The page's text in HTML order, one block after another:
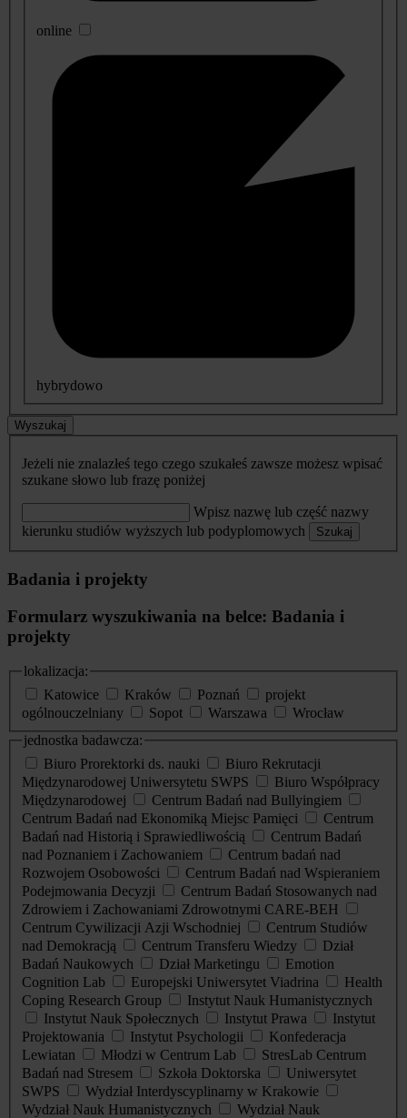
online
hybrydowo
Wyszukaj
Jeżeli nie znalazłeś tego czego szukałeś zawsze możesz wpisać
szukane słowo lub frazę poniżej
Wpisz nazwę lub część nazwy
kierunku studiów wyższych lub podyplomowych
Szukaj
Badania i projekty
Formularz wyszukiwania na belce: Badania i
projekty
lokalizacja:
Katowice
Kraków Poznań
projekt
ogólnouczelniany
Sopot Warszawa
Wrocław
jednostka badawcza:
Biuro Prorektorki ds. nauki
Biuro Rekrutacji
Międzynarodowej Uniwersytetu SWPS
Biuro Współpracy
Międzynarodowej
Centrum Badań nad Bullyingiem
Centrum Badań nad Ekonomiką Miejsc Pamięci
Centrum
Badań nad Historią i Sprawiedliwością
Centrum Badań
nad Poznaniem i Zachowaniem
Centrum badań nad
Rozwojem Osobowości
Centrum Badań nad Wspieraniem
Podejmowania Decyzji
Centrum Badań Stosowanych nad
Zdrowiem i Zachowaniami Zdrowotnymi CARE-BEH
Centrum Cywilizacji Azji Wschodniej
Centrum Studiów
nad Demokracją
Centrum Transferu Wiedzy
Dział
Badań Naukowych
Dział Marketingu
Emotion
Cognition Lab
Europejski Uniwersytet Viadrina
Health
Coping Research Group
Instytut Nauk Humanistycznych
Instytut Nauk Społecznych
Instytut Prawa
Instytut
Projektowania
Instytut Psychologii
Konfederacja
Lewiatan
Młodzi w Centrum Lab
StresLab Centrum
Badań nad Stresem
Szkoła Doktorska
Uniwersytet
SWPS
Wydział Interdyscyplinarny w Krakowie
Wydział Nauk Humanistycznych
Wydział Nauk